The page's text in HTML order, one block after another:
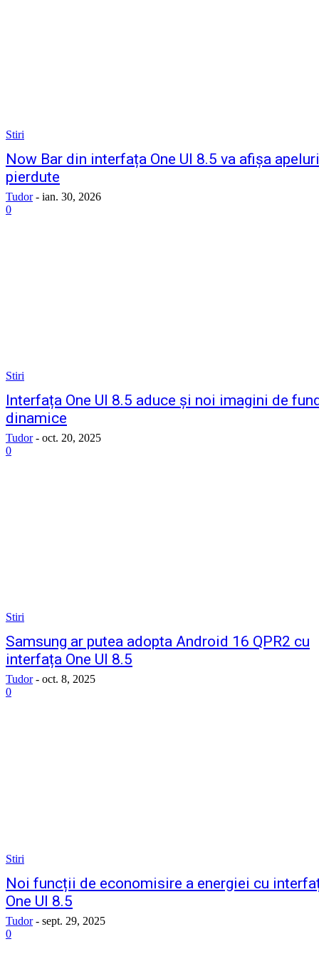
Stiri
Now Bar din interfața One UI 8.5 va afișa
pierdute
Tudor - ian. 30, 2026
0
Stiri
Interfața One UI 8.5 aduce și noi imagini de
dinamice
Tudor - oct. 20, 2025
0
Stiri
Samsung ar putea adopta Android 16 QPR2 cu
interfața One UI 8.5
Tudor - oct. 8, 2025
0
Stiri
Noi funcții de economisire a energiei cu
One UI 8.5
Tudor - sept. 29, 2025
0